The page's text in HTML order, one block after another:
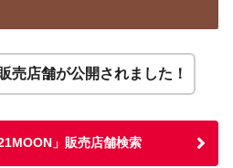
売店舗が公開されました！
」販売店舗検索